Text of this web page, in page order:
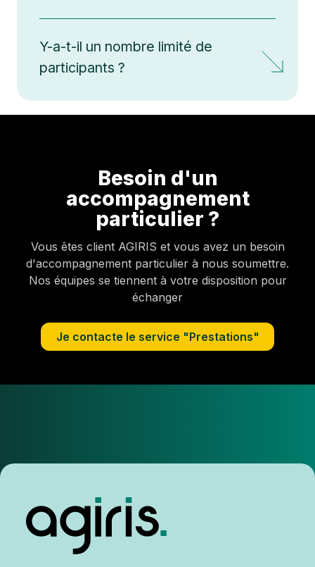
Y-a-t-il un nombre limité de
participants ?
Besoin d'un
accompagnement
particulier ?
Vous êtes client AGIRIS et vous avez un besoin
d'accompagnement particulier à nous soumettre.
Nos équipes se tiennent à votre disposition pour
échanger
Je contacte le service "Prestations"